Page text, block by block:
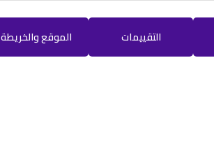
التقييمات الموقع والخريطة